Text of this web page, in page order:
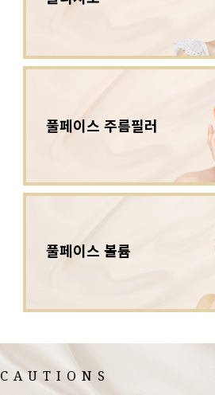
풀페이스 주름필러
풀페이스 볼륨
CAUTIONS